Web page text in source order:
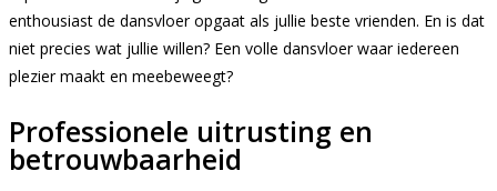
enthousiast de dansvloer opgaat als jullie beste vrienden. En is dat
niet precies wat jullie willen? Een volle dansvloer waar iedereen
plezier maakt en meebeweegt?
Professionele uitrusting en
betrouwbaarheid